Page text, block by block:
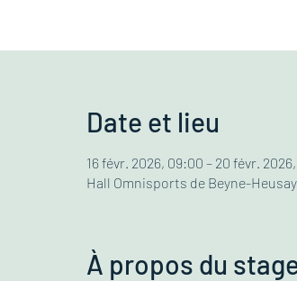
Date et lieu
16 févr. 2026, 09:00 – 20 févr.
Hall Omnisports de Beyne-
À propos du